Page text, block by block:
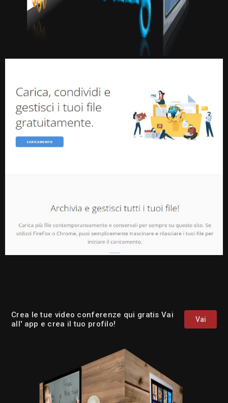
Crea le tue video conferenze qui gratis Vai
all' app e crea il tuo profilo!
Vai